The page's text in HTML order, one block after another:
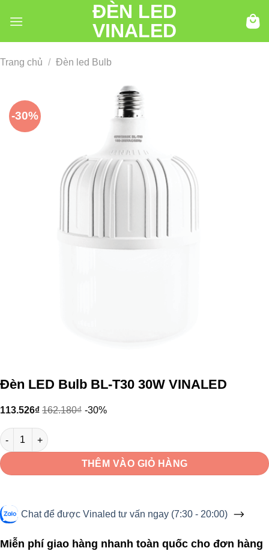
đến
ĐÈN LED
VINALED
Trang chủ / Đèn led Bulb
-30%
Đèn LED Bulb BL-T30 30W VINALED
113.526₫ 162.180₫ -30%
Đèn LED Bulb BL-T30 30W VINALED số lượng
THÊM VÀO GIỎ HÀNG
Chat để được Vinaled tư vấn ngay (7:30 - 20:00)
Miễn phí giao hàng nhanh toàn quốc cho đơn hàng